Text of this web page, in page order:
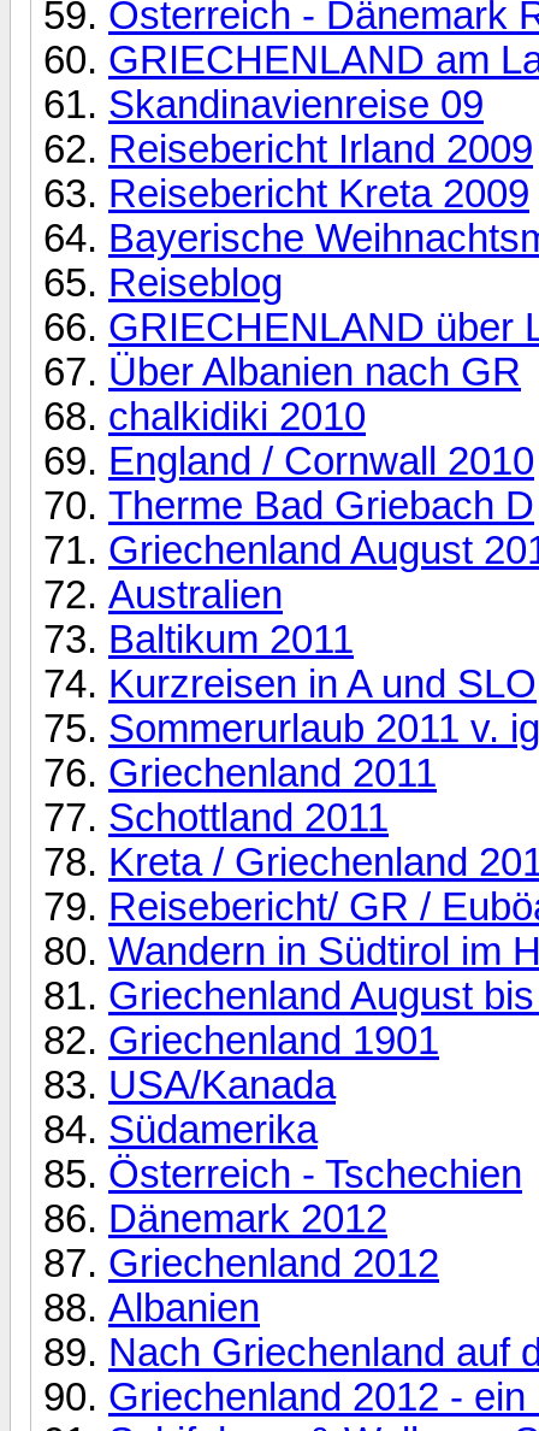
Österreich - Dänemark
GRIECHENLAND am
Skandinavienreise 09
Reisebericht Irland 2009
Reisebericht Kreta 2009
Bayerische
Reiseblog
GRIECHENLAND über
Über Albanien nach GR
chalkidiki 2010
England / Cornwall 2010
Therme Bad Griebach D
Griechenland August
Australien
Baltikum 2011
Kurzreisen in A und SLO
Sommerurlaub 2011 v.
Griechenland 2011
Schottland 2011
Kreta / Griechenland
Reisebericht/ GR /
Wandern in Südtirol im
Griechenland August
Griechenland 1901
USA/Kanada
Südamerika
Österreich - Tschechien
Dänemark 2012
Griechenland 2012
Albanien
Nach Griechenland auf
Griechenland 2012 -